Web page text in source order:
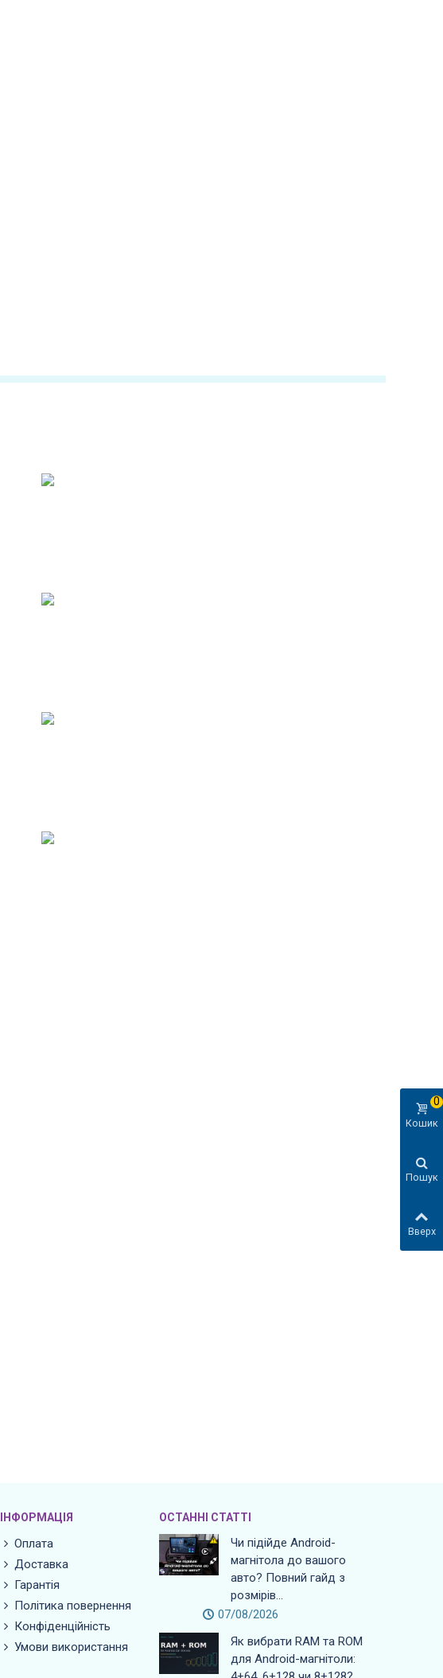
ІНФОРМАЦІЯ
Оплата
Доставка
Гарантія
Політика повернення
Конфіденційність
Умови використання
ОСТАННІ СТАТТІ
Чи підійде Android-
магнітола до вашого
авто? Повний гайд з
розмірів...
07/08/2026
Як вибрати RAM та ROM
для Android-магнітоли:
Кошик
0
Пошук
Вверх